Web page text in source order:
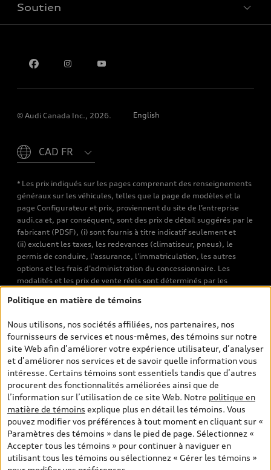
Soutien
© Audi Canada Inc., 2026. English
* Les prix indiqués sur les pages comprenant des renseignements
généraux sur les véhicules, telles que la page de modèles et la
page Configurateur et prix, proviennent du site de l’entreprise
audi.ca et, par conséquent, sont des prix de détail suggérés par le
fabricant (PDSF), (i) sont fournis à titre indicatif seulement et
(ii) excluent les taxes, les redevances (climatiseur, pneus), le
permis de conduire, l’assurance, l’immatriculation, les autres
options et les frais d’administration du concessionnaire. Les
modalités et les prix de vente réels sont déterminés par les
véhicules neufs et d’occasion sont les prix de vente établis par les
de transport et d’inspection de prélivraison, les taxes
environnementales (pour les véhicules neufs) et les frais
d’administration des concessionnaires. Toutefois, les taxes de
vente sont exclues. Veuillez noter que les prix de l’estimateur de
versements sont des PDSF s’il a été consulté au moyen de l’onglet
Configurateur et prix (à titre indicatif). Toutefois, s’il a été
consulté à partir des pages de recherche de véhicules neufs et
d’occasion, les prix indiqués sont des prix de vente (prix de vente
réels). Sur les pages de renseignements généraux sur les
véhicules, les modèles sont montrés à titre indicatif seulement,
avec des caractéristiques qui peuvent ne pas être offertes sur les
modèles canadiens. Malgré les efforts déployés pour assurer
Politique en matière de témoins
Nous utilisons, nos sociétés affiliées, nos partenaires, nos
fournisseurs de services et nous-mêmes, des témoins sur notre
site Web afin d’améliorer votre expérience utilisateur, d’analyser
et d’améliorer nos services et de savoir quelle information vous
intéresse. Certains témoins sont essentiels tandis que d’autres
procurent des fonctionnalités améliorées ainsi que de
l’information sur l’utilisation de ce site Web. Notre politique en
matière de témoins explique plus en détail les témoins. Vous
pouvez modifier vos préférences à tout moment en cliquant sur «
Paramètres des témoins » dans le pied de page. Sélectionnez «
Accepter tous les témoins » pour continuer à naviguer en
utilisant tous les témoins ou sélectionnez « Gérer les témoins »